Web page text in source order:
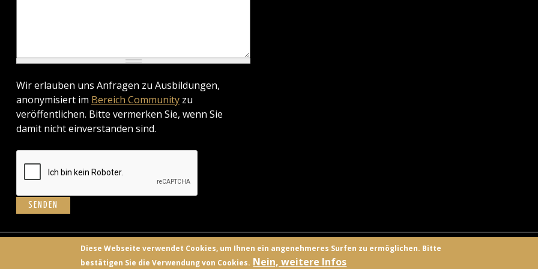
Wir erlauben uns Anfragen zu Ausbildungen,
anonymisiert im Bereich Communityzu
veröffentlichen. Bitte vermerken Sie, wenn Sie
damit nicht einverstanden sind.
BILDUNGSANBIETER KONTAKT FACEBOOK
Diese Webseite verwendet Cookies, um Ihnen ein angenehmeres Surfen zu ermöglichen. Bitte
bestätigen Sie die Verwendung von Cookies. Nein, weitere Infos